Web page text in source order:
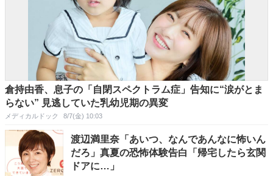
倉持由香、息子の「自閉スペクトラム症」告知に“涙がとま
らない” 見逃していた乳幼児期の異変
メディカルドック 8/7(金) 10:03
渡辺満里奈「あいつ、なんであんなに怖いん
だろ」真夏の恐怖体験告白「帰宅したら玄関
ドアに…」